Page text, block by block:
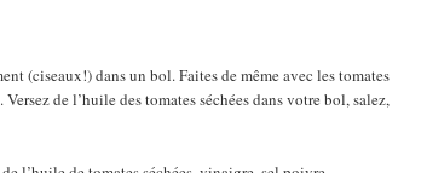
(ciseaux!) dans un bol. Faites de même avec les tomates
de l’huile des tomates séchées dans votre bol, salez,